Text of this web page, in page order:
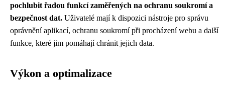
pochlubit řadou funkcí zaměřených na ochranu soukromí a
bezpečnost dat. Uživatelé mají k dispozici nástroje pro správu
oprávnění aplikací, ochranu soukromí při procházení webu a další
funkce, které jim pomáhají chránit jejich data.
Výkon a optimalizace